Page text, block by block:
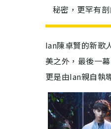
秘密，更罕有
Ian陳卓賢的新歌
美之外，最後一
更是由Ian親自執